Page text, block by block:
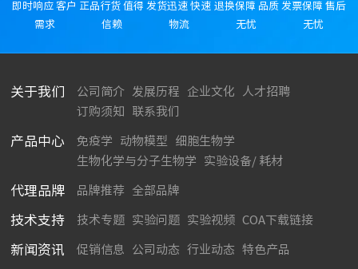
即时响应 客户
需求
正品行货 值得
信赖
发货迅速 快速
物流
退换保障 品质
无忧
发票保障 售后
无忧
关于我们 公司简介 发展历程 企业文化
人才招聘
订购须知
联系我们
产品中心 免疫学 动物模型
细胞生物学
生物化学与分子生物学
实验设备/ 耗材
代理品牌 品牌推荐 全部品牌
技术支持 技术专题 实验问题 实验视频 COA下载链接
新闻资讯 促销信息 公司动态 行业动态 特色产品